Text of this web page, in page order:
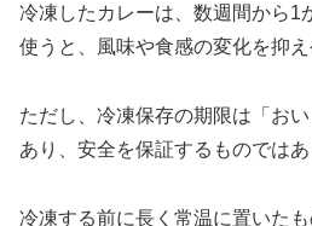
冷凍したカレーは、数週間から1
使うと、風味や食感の変化を抑え
ただし、冷凍保存の期限は「お
あり、安全を保証するものではあ
冷凍する前に長く常温に置いた